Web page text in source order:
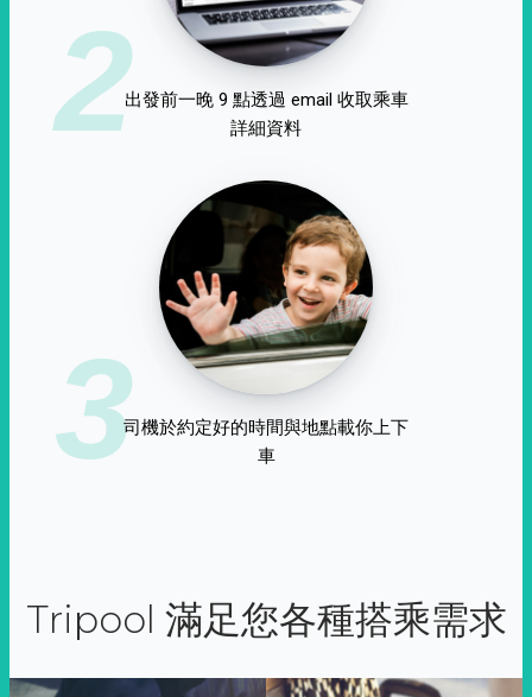
2出發前一晚 9 點透過 email 收取乘車
詳細資料
3司機於約定好的時間與地點載你上下
車
Tripool 滿足您各種搭乘需求